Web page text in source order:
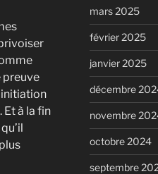
preuve
Et à la fin
mars 2025
février 2025
janvier 2025
décembre
novembre
octobre 2024
septembre